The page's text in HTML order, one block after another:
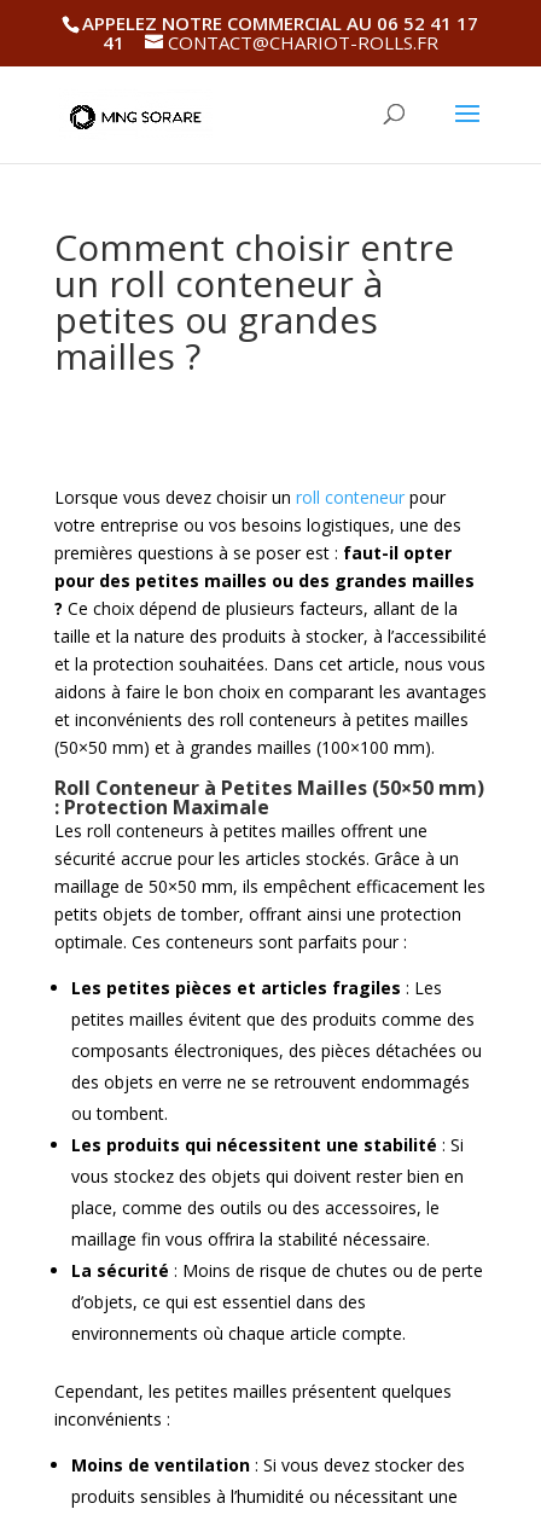
APPELEZ NOTRE COMMERCIAL AU 06 52 41 17
41
CONTACT@CHARIOT-ROLLS.FR
Comment choisir entre
un roll conteneur à
petites ou grandes
mailles ?
Lorsque vous devez choisir un roll conteneur pour
votre entreprise ou vos besoins logistiques, une des
premières questions à se poser est : faut-il opter
pour des petites mailles ou des grandes mailles
? Ce choix dépend de plusieurs facteurs, allant de la
taille et la nature des produits à stocker, à l’accessibilité
et la protection souhaitées. Dans cet article, nous vous
aidons à faire le bon choix en comparant les avantages
et inconvénients des roll conteneurs à petites mailles
(50×50 mm) et à grandes mailles (100×100 mm).
Roll Conteneur à Petites Mailles (50×50 mm)
: Protection Maximale
Les roll conteneurs à petites mailles offrent une
sécurité accrue pour les articles stockés. Grâce à un
maillage de 50×50 mm, ils empêchent efficacement les
petits objets de tomber, offrant ainsi une protection
optimale. Ces conteneurs sont parfaits pour :
Les petites pièces et articles fragiles : Les
petites mailles évitent que des produits comme des
composants électroniques, des pièces détachées ou
des objets en verre ne se retrouvent endommagés
ou tombent.
Les produits qui nécessitent une stabilité : Si
vous stockez des objets qui doivent rester bien en
place, comme des outils ou des accessoires, le
maillage fin vous offrira la stabilité nécessaire.
La sécurité : Moins de risque de chutes ou de perte
d’objets, ce qui est essentiel dans des
environnements où chaque article compte.
Cependant, les petites mailles présentent quelques
inconvénients :
Moins de ventilation : Si vous devez stocker des
produits sensibles à l’humidité ou nécessitant une